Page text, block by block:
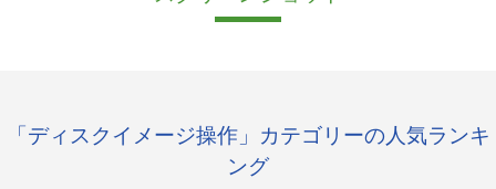
「ディスクイメージ操作」カテゴリーの人気ランキ
ング